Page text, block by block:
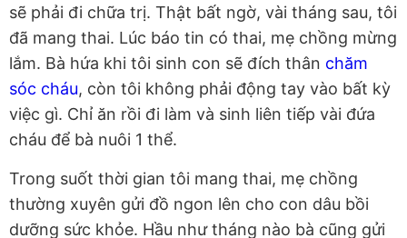
sẽ phải đi chữa trị. Thật bất ngờ, vài tháng sau, tôi
đã mang thai. Lúc báo tin có thai, mẹ chồng mừng
lắm. Bà hứa khi tôi sinh con sẽ đích thân chăm
sóc cháu, còn tôi không phải động tay vào bất kỳ
việc gì. Chỉ ăn rồi đi làm và sinh liên tiếp vài đứa
cháu để bà nuôi 1 thể.
Trong suốt thời gian tôi mang thai, mẹ chồng
thường xuyên gửi đồ ngon lên cho con dâu bồi
dưỡng sức khỏe. Hầu như tháng nào bà cũng gửi